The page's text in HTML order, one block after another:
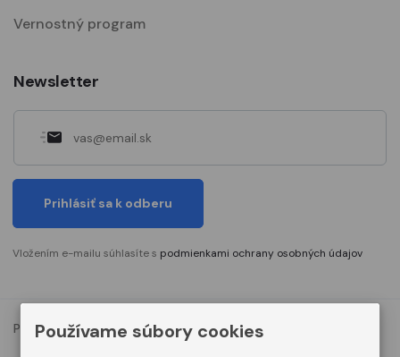
Vernostný program
Newsletter
Prihlásiť sa k odberu
Vložením e-mailu súhlasíte s podmienkami ochrany osobných údajov
Podmienky ochrany osobných údajov Nastavenia cookies
Používame súbory cookies